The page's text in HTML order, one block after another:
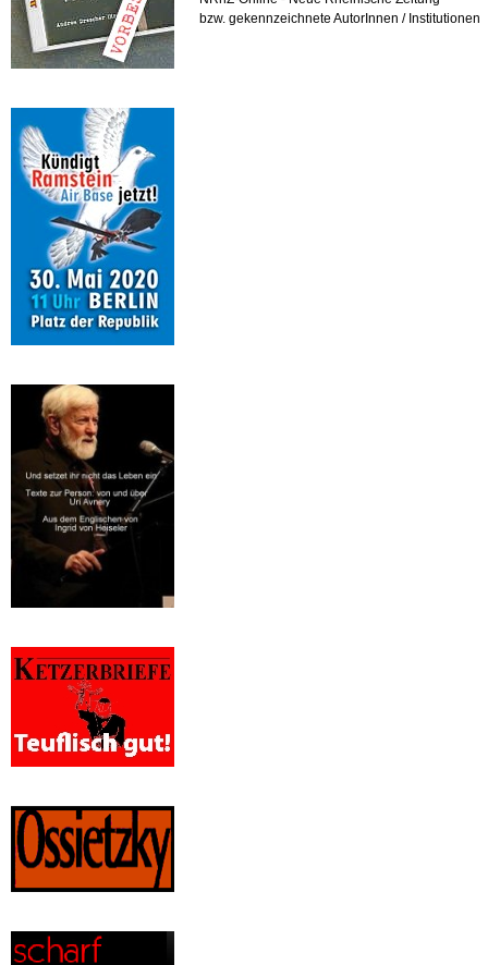
bzw. gekennzeichnete AutorInnen / Institutionen